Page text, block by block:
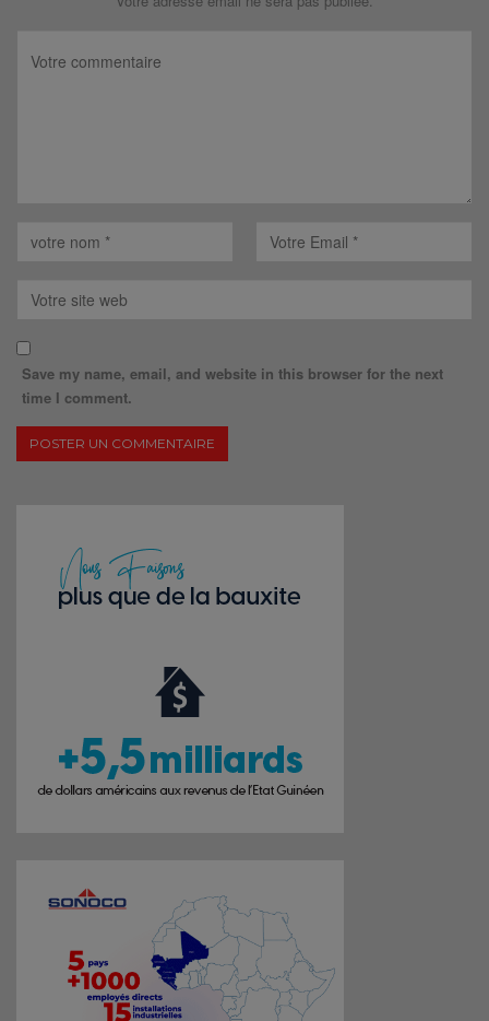
Save my name, email, and website in this browser for the next
time I comment.